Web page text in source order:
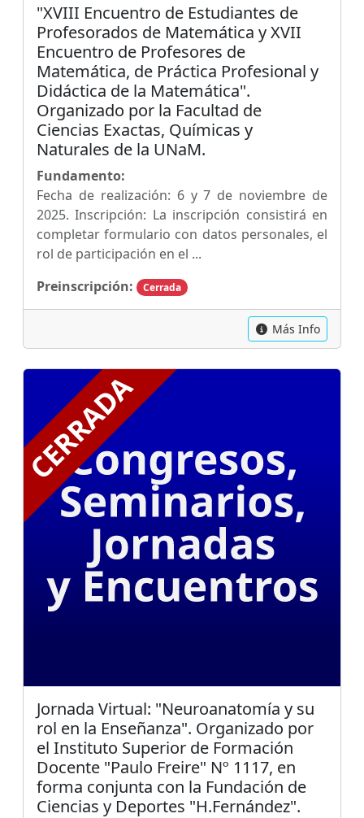
"XVIII Encuentro de Estudiantes de
Profesorados de Matemática y XVII
Encuentro de Profesores de
Matemática, de Práctica Profesional y
Didáctica de la Matemática".
Organizado por la Facultad de
Ciencias Exactas, Químicas y
Naturales de la UNaM.
Fundamento:
Fecha de realización: 6 y 7 de noviembre de
2025. Inscripción: La inscripción consistirá en
completar formulario con datos personales, el
rol de participación en el ...
Preinscripción:
Cerrada
Más Info
Jornada Virtual: "Neuroanatomía y su
rol en la Enseñanza". Organizado por
el Instituto Superior de Formación
Docente "Paulo Freire" Nº 1117, en
forma conjunta con la Fundación de
Ciencias y Deportes "H.Fernández".